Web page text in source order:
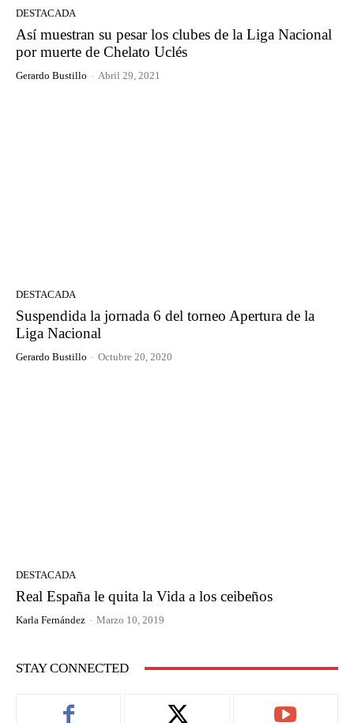
DESTACADA
Así muestran su pesar los clubes de la Liga Nacional
por muerte de Chelato Uclés
Gerardo Bustillo - Abril 29, 2021
DESTACADA
Suspendida la jornada 6 del torneo Apertura de la
Liga Nacional
Gerardo Bustillo - Octubre 20, 2020
DESTACADA
Real España le quita la Vida a los ceibeños
Karla Fernández - Marzo 10, 2019
STAY CONNECTED